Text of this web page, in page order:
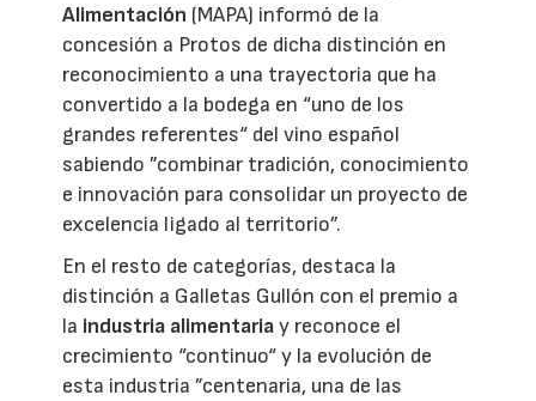
Alimentación (MAPA) informó de la
concesión a Protos de dicha distinción en
reconocimiento a una trayectoria que ha
convertido a la bodega en “uno de los
grandes referentes“ del vino español
sabiendo ”combinar tradición, conocimiento
e innovación para consolidar un proyecto de
excelencia ligado al territorio”.
En el resto de categorías, destaca la
distinción a Galletas Gullón con el premio a
la industria alimentariay reconoce el
crecimiento “continuo“ y la evolución de
esta industria ”centenaria, una de las